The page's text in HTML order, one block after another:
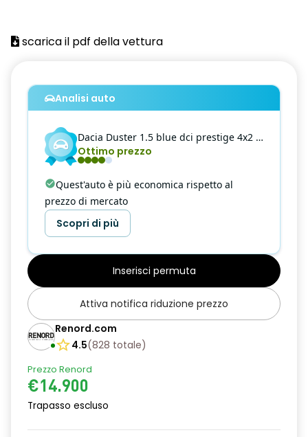
scarica il pdf della vettura
Analisi auto
Dacia Duster 1.5 blue dci prestige 4x2 115cv
Ottimo prezzo
Quest'auto è più economica rispetto al
prezzo di mercato
Scopri di più
Inserisci permuta
Attiva notifica riduzione prezzo
Renord.com
4.5(828 totale)
Prezzo Renord
€14.900
Trapasso escluso